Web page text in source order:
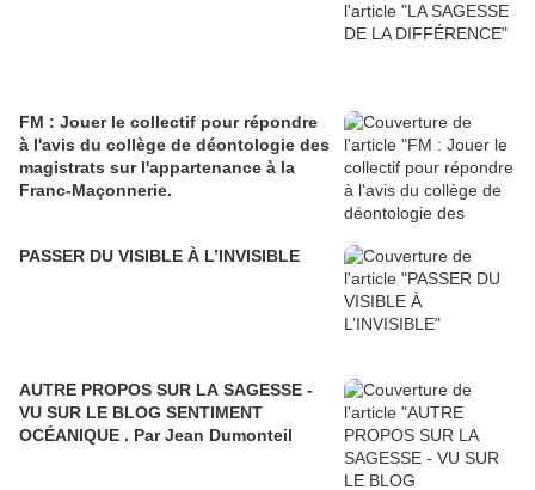
FM : Jouer le collectif pour répondre
à l'avis du collège de déontologie des
magistrats sur l'appartenance à la
Franc-Maçonnerie.
PASSER DU VISIBLE À L’INVISIBLE
AUTRE PROPOS SUR LA SAGESSE -
VU SUR LE BLOG SENTIMENT
OCÉANIQUE . Par Jean Dumonteil